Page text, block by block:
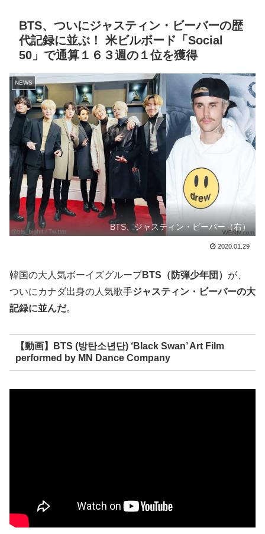
BTS、ついにジャスティン・ビーバーの歴
代記録に並ぶ！ 米ビルボード「Social
50」で通算１６３週の１位を獲得
NEWS
BTS、ジャスティン・ビーバー（右）
2020.01.29
韓国の大人気ボーイズグループBTS（防弾少年団） が、
ついにカナダ出身の人気歌手ジャスティン・ビーバーの大
記録に並んだ。
【動画】BTS (방탄소년단) ‘Black Swan’ Art Film
performed by MN Dance Company